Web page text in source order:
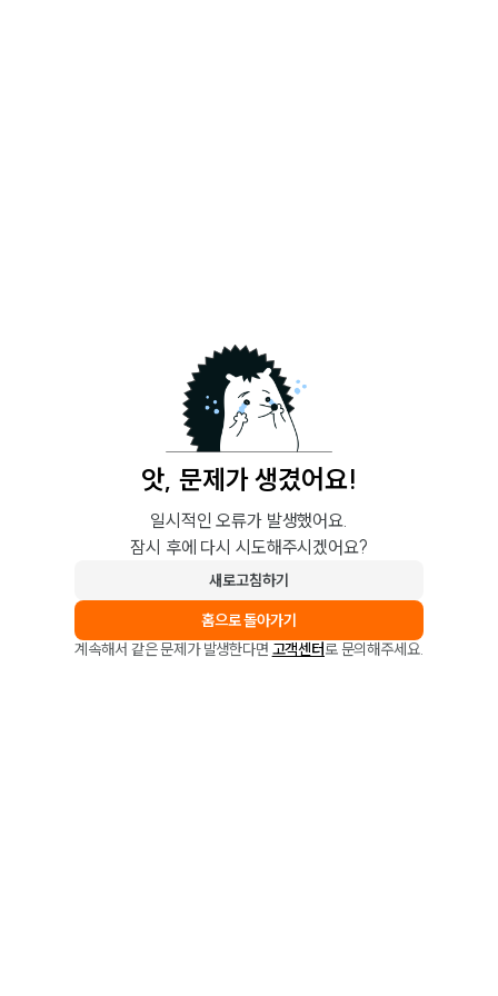
앗, 문제가 생겼어요!
일시적인 오류가 발생했어요.
잠시 후에 다시 시도해주시겠어요?
새로고침하기
홈으로 돌아가기
계속해서 같은 문제가 발생한다면 고객센터로 문의해주세요.